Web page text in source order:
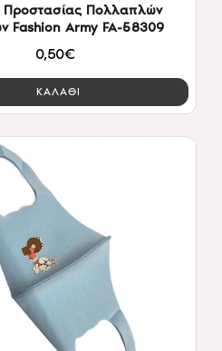
Πολλαπλών
Fashion Army FA-58309
0,50€
ΚΑΛΑΘΙ